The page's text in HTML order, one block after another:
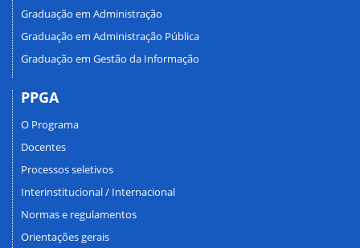
Graduação em Administração
Graduação em Administração Pública
Graduação em Gestão da Informação
PPGA
O Programa
Docentes
Processos seletivos
Interinstitucional / Internacional
Normas e regulamentos
Orientações gerais